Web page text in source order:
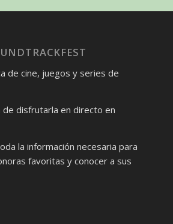
de cine, juegos y series de
de disfrutarla en directo en
la información necesaria para
favoritas y conocer a sus